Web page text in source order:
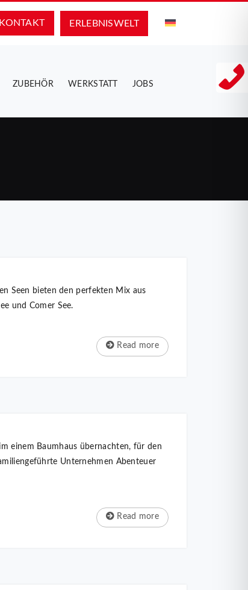
ERLEBNIS­WELT
KONTAKT
ZUBEHÖR WERKSTATT JOBS
Seen bieten den perfekten Mix aus
und Comer See.
Read more
einem Baumhaus übernachten, für den
Unternehmen Abenteuer
Read more